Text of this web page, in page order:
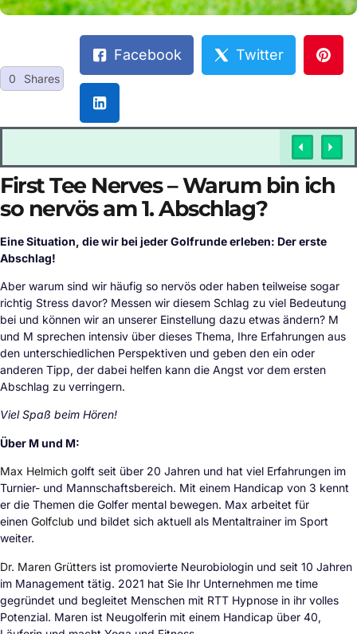
0 Shares
Facebook Twitter
First Tee Nerves – Warum bin ich
so nervös am 1. Abschlag?
Eine Situation, die wir bei jeder Golfrunde erleben: Der erste
Abschlag!
Aber warum sind wir häufig so nervös oder haben teilweise sogar
richtig Stress davor? Messen wir diesem Schlag zu viel Bedeutung
bei und können wir an unserer Einstellung dazu etwas ändern? M
und M sprechen intensiv über dieses Thema, Ihre Erfahrungen aus
den unterschiedlichen Perspektiven und geben den ein oder
anderen Tipp, der dabei helfen kann die Angst vor dem ersten
Abschlag zu verringern.
Viel Spaß beim Hören!
Über M und M:
Max Helmich golft seit über 20 Jahren und hat viel Erfahrungen im
Turnier- und Mannschaftsbereich. Mit einem Handicap von 3 kennt
er die Themen die Golfer mental bewegen. Max arbeitet für
einen Golfclub und bildet sich aktuell als Mentaltrainer im Sport
weiter.
Dr. Maren Grütters ist promovierte Neurobiologin und seit 10 Jahren
im Management tätig. 2021 hat Sie Ihr Unternehmen me time
gegründet und begleitet Menschen mit RTT Hypnose in ihr volles
Potenzial. Maren ist Neugolferin mit einem Handicap über 40,